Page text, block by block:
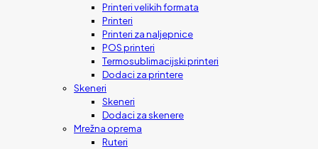
Printeri velikih formata
Printeri
Printeri za naljepnice
POS printeri
Termosublimacijski printeri
Dodaci za printere
Skeneri
Skeneri
Dodaci za skenere
Mrežna oprema
Ruteri